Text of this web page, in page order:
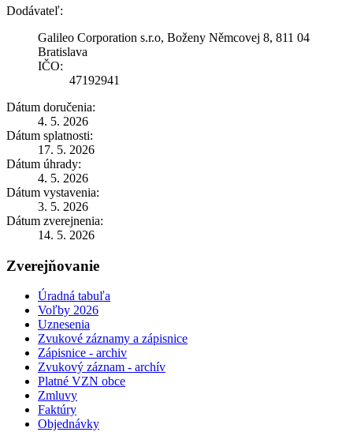
Dodávateľ:
Galileo Corporation s.r.o, Boženy Němcovej 8, 811 04
Bratislava
IČO:
47192941
Dátum doručenia:
4. 5. 2026
Dátum splatnosti:
17. 5. 2026
Dátum úhrady:
4. 5. 2026
Dátum vystavenia:
3. 5. 2026
Dátum zverejnenia:
14. 5. 2026
Zverejňovanie
Úradná tabuľa
Voľby 2026
Uznesenia
Zvukové záznamy a zápisnice
Zápisnice - archiv
Zvukový záznam - archív
Platné VZN obce
Zmluvy
Faktúry
Objednávky